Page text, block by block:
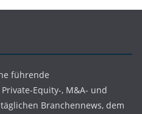
führende
Equity-, M&A- und
Branchennews, dem